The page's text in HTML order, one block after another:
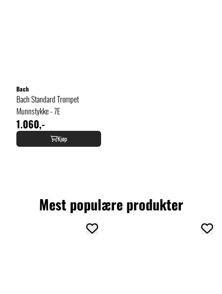
Bach
Bach Standard Trompet
Munnstykke - 7E
1.060,-
Kjøp
Mest populære produkter